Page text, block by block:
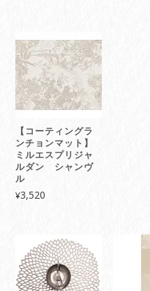
【コーティングラ
ンチョンマット】
ミルエスプリジャ
ルダン シャンヴ
ル
¥3,520